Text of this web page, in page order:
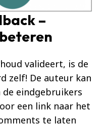
–
valideert, is de
zelf! De auteur kan
de eindgebruikers
een link naar het
te laten